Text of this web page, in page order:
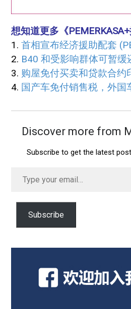
想知道更多《
1.首相宣布经济援助配套
2. B40 和受影响群体可暂缓
3. 购屋免付买卖和贷款合约
4. 国产车免付销售税，外国
Discover more from
Subscribe to get the latest
your
Subscribe